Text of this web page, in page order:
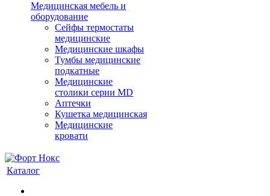
Медицинская мебель и
оборудование
Сейфы термостаты
медицинские
Медицинские шкафы
Тумбы медицинские
подкатные
Медицинские
столики серии MD
Аптечки
Кушетка медицинская
Медицинские
кровати
Каталог